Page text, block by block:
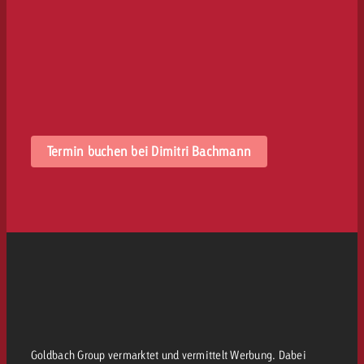
Termin buchen bei Dimitri Bachmann
Goldbach Group vermarktet und vermittelt Werbung. Dabei